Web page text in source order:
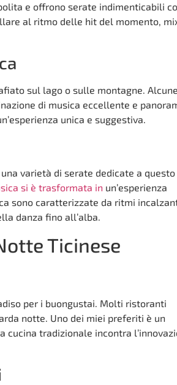
e offrono serate indimenticabili
al ritmo delle hit del momento,
sul lago o sulle montagne. Alcune
di musica eccellente e
unica e suggestiva.
varietà di serate dedicate a questo
si è trasformata in un’esperienza
sono caratterizzate da ritmi
danza fino all’alba.
Ticinese
per i buongustai. Molti ristoranti
notte. Uno dei miei preferiti è un
cucina tradizionale incontra